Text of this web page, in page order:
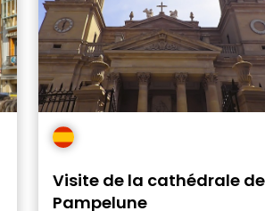
Visite de la cathédrale de
Pampelune